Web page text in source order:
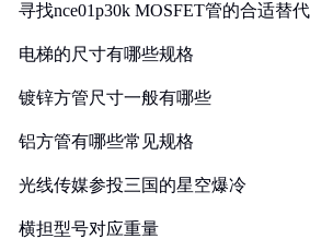
寻找nce01p30k MOSFET管的合适替
电梯的尺寸有哪些规格
镀锌方管尺寸一般有哪些
铝方管有哪些常见规格
光线传媒参投三国的星空爆冷
横担型号对应重量